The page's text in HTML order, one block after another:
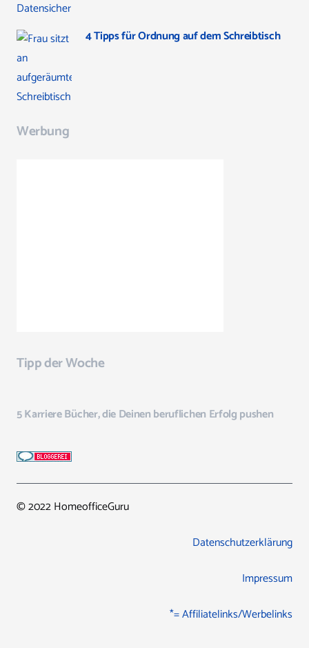
4 Tipps für Ordnung auf dem Schreibtisch
Werbung
Tipp der Woche
5 Karriere Bücher, die Deinen beruflichen Erfolg pushen
© 2022 HomeofficeGuru
Datenschutzerklärung
Impressum
*= Affiliatelinks/Werbelinks